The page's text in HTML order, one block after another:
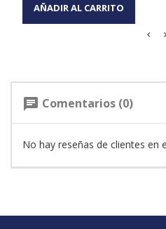
AÑADIR AL CARRITO
chat Comentarios (0)
No hay reseñas de clientes en